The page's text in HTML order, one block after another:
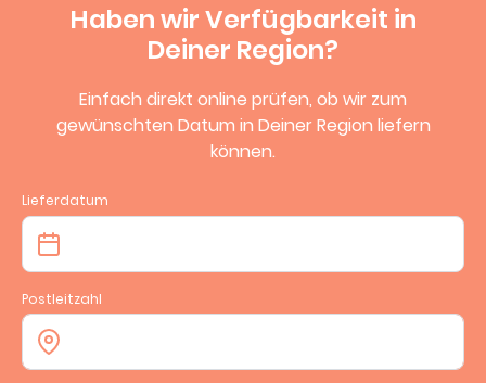
Haben wir Verfügbarkeit in
Deiner Region?
Einfach direkt online prüfen, ob wir zum
gewünschten Datum in Deiner Region liefern
können.
Lieferdatum
Postleitzahl